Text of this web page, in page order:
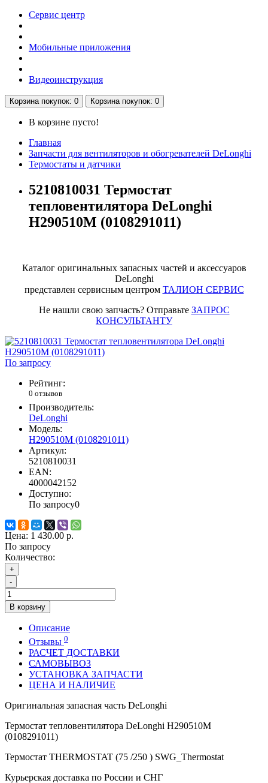
Сервис центр
Мобильные приложения
Видеоинструкция
Корзинапокупок: 0 Корзинапокупок: 0
В корзине пусто!
Главная
Запчасти для вентиляторов и обогревателей DeLonghi
Термостаты и датчики
5210810031 Термостат
тепловентилятора DeLonghi
H290510M (0108291011)
Каталог оригинальных запасных частей и аксессуаров
DeLonghi
представлен сервисным центром ТАЛИОН СЕРВИС
Не нашли свою запчасть? Отправьте ЗАПРОС
КОНСУЛЬТАНТУ
По запросу
Рейтинг:
0 отзывов
Производитель:
DeLonghi
Модель:
H290510M (0108291011)
Артикул:
5210810031
EAN:
4000042152
Доступно:
По запросу0
Цена: 1 430.00 р.
По запросу
Количество:
+
-
В корзину
Описание
Отзывы 0
РАСЧЕТ ДОСТАВКИ
САМОВЫВОЗ
УСТАНОВКА ЗАПЧАСТИ
ЦЕНА И НАЛИЧИЕ
Оригинальная запасная часть DeLonghi
Термостат тепловентилятора DeLonghi H290510M
(0108291011)
Термостат THERMOSTAT (75 /250 ) SWG_Thermostat
Курьерская доставка по России и СНГ